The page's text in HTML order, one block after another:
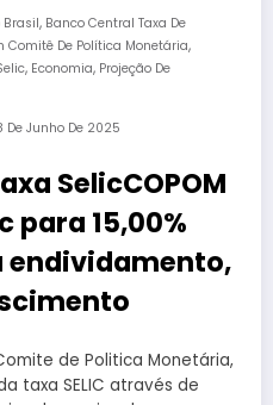
Brasil, Banco Central Taxa De
Comitê De Política Monetária,
, Economia, Projeção De
De Junho De 2025
SelicCOPOM
para 15,00%
endividamento,
de Politica Monetária,
taxa SELIC através de